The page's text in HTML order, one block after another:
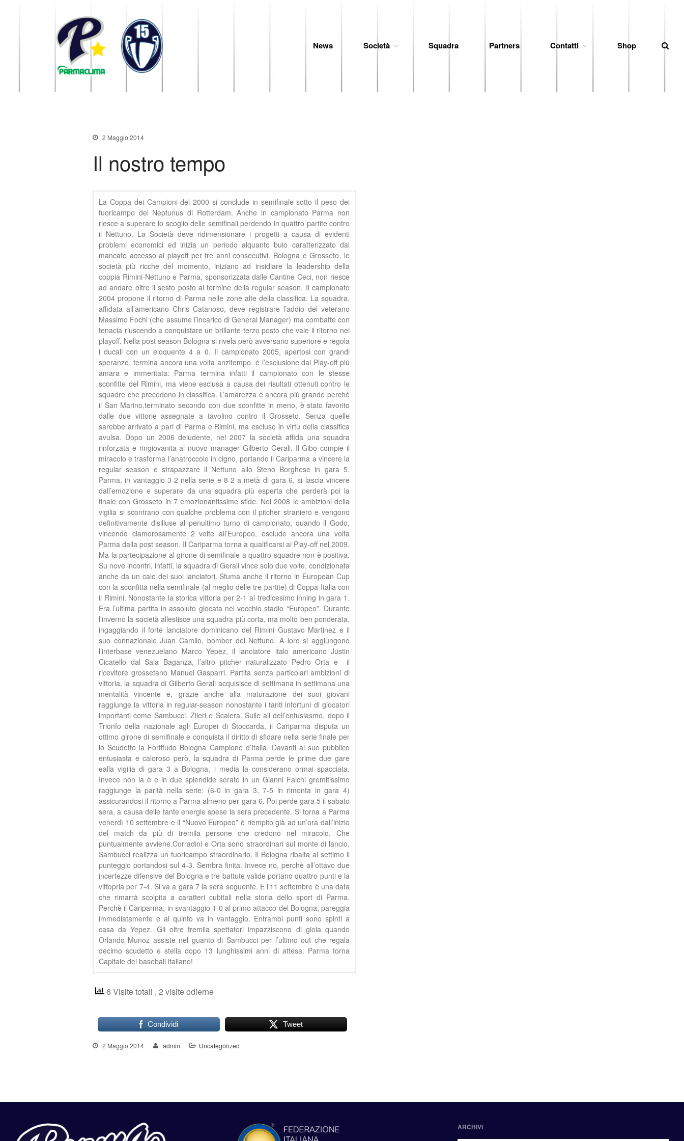
News Società Squadra Partners Contatti Shop
2 Maggio 2014
Il nostro tempo
La Coppa dei Campioni del 2000 si conclude in semifinale sotto il peso dei
fuoricampo del Neptunus di Rotterdam. Anche in campionato Parma non
riesce a superare lo scoglio delle semifinali perdendo in quattro partite contro
il Nettuno. La Società deve ridimensionare i progetti a causa di evidenti
problemi economici ed inizia un periodo alquanto buio caratterizzato dal
mancato accesso ai playoff per tre anni consecutivi. Bologna e Grosseto, le
società più ricche del momento, iniziano ad insidiare la leadership della
coppia Rimini-Nettuno e Parma, sponsorizzata dalle Cantine Ceci, non riesce
ad andare oltre il sesto posto al termine della regular season. Il campionato
2004 propone il ritorno di Parma nelle zone alte della classifica. La squadra,
affidata all’americano Chris Catanoso, deve registrare l’addio del veterano
Massimo Fochi (che assume l’incarico di General Manager) ma combatte con
tenacia riuscendo a conquistare un brillante terzo posto che vale il ritorno nei
playoff. Nella post season Bologna si rivela però avversario superiore e regola
i ducali con un eloquente 4 a 0. Il campionato 2005, apertosi con grandi
speranze, termina ancora una volta anzitempo. é l’esclusione dai Play-off più
amara e immeritata: Parma termina infatti il campionato con le stesse
sconfitte del Rimini, ma viene esclusa a causa dei risultati ottenuti contro le
squadre che precedono in classifica. L’amarezza è ancora più grande perchè
il San Marino,terminato secondo con due sconfitte in meno, è stato favorito
dalle due vittorie assegnate a tavolino contro il Grosseto. Senza quelle
sarebbe arrivato a pari di Parma e Rimini, ma escluso in virtù della classifica
avulsa. Dopo un 2006 deludente, nel 2007 la società affida una squadra
rinforzata e ringiovanita al nuovo manager Gilberto Gerali. Il Gibo compie il
miracolo e trasforma l’anatroccolo in cigno, portando il Cariparma a vincere la
regular season e strapazzare il Nettuno allo Steno Borghese in gara 5.
Parma, in vantaggio 3-2 nella serie e 8-2 a metà di gara 6, si lascia vincere
dall’emozione e superare da una squadra più esperta che perderà poi la
finale con Grosseto in 7 emozionantissime sfide. Nel 2008 le ambizioni della
vigilia si scontrano con qualche problema con il pitcher straniero e vengono
definitivamente disilluse al penultimo turno di campionato, quando il Godo,
vincendo clamorosamente 2 volte all’Europeo, esclude ancora una volta
Parma dalla post season. Il Cariparma torna a qualificarsi ai Play-off nel 2009.
Ma la partecipazione al girone di semifinale a quattro squadre non è positiva.
Su nove incontri, infatti, la squadra di Gerali vince solo due volte, condizionata
anche da un calo dei suoi lanciatori. Sfuma anche il ritorno in European Cup
con la sconfitta nella semifinale (al meglio delle tre partite) di Coppa Italia con
il Rimini. Nonostante la storica vittoria per 2-1 al tredicesimo inning in gara 1.
Era l’ultima partita in assoluto giocata nel vecchio stadio “Europeo”. Durante
l’inverno la società allestisce una squadra più corta, ma molto ben ponderata,
ingaggiando il forte lanciatore dominicano del Rimini Gustavo Martinez e il
suo connazionale Juan Camilo, bomber del Nettuno. A loro si aggiungono
l’interbase venezuelano Marco Yepez, il lanciatore italo americano Justin
Cicatello dal Sala Baganza, l’altro pitcher naturalizzato Pedro Orta e il
ricevitore grossetano Manuel Gasparri. Partita senza particolari ambizioni di
vittoria, la squadra di Gilberto Gerali acquisisce di settimana in settimana una
mentalità vincente e, grazie anche alla maturazione dei suoi giovani
raggiunge la vittoria in regular-season nonostante i tanti infortuni di giocatori
importanti come Sambucci, Zileri e Scalera. Sulle ali dell’entusiasmo, dopo il
Trionfo della nazionale agli Europei di Stoccarda, il Cariparma disputa un
ottimo girone di semifinale e conquista il diritto di sfidare nella serie finale per
lo Scudetto la Fortitudo Bologna Campione d’Italia. Davanti al suo pubblico
entusiasta e caloroso però, la squadra di Parma perde le prime due gare
ealla vigilia di gara 3 a Bologna, i media la considerano ormai spacciata.
Invece non la è e in due splendide serate in un Gianni Falchi gremitissimo
raggiunge la parità nella serie: (6-0 in gara 3, 7-5 in rimonta in gara 4)
assicurandosi il ritorno a Parma almeno per gara 6. Poi perde gara 5 il sabato
sera, a causa delle tante energie spese la sera precedente. Si torna a Parma
venerdì 10 settembre e il “Nuovo Europeo” è riempito già ad un’ora dall’inizio
del match da più di tremila persone che credono nel miracolo. Che
puntualmente avviene.Corradini e Orta sono straordinari sul monte di lancio,
Sambucci realizza un fuoricampo straordinario. Il Bologna ribalta al settimo il
punteggio portandosi sul 4-3. Sembra finita. Invece no, perchè all’ottavo due
incertezze difensive del Bologna e tre battute valide portano quattro punti e la
vittopria per 7-4. Si va a gara 7 la sera seguente. E l’11 settembre è una data
che rimarrà scolpita a caratteri cubitali nella storia dello sport di Parma.
Perchè il Cariparma, in svantaggio 1-0 al primo attacco del Bologna, pareggia
immediatamente e al quinto va in vantaggio. Entrambi punti sono spinti a
casa da Yepez. Gli oltre tremila spettatori impazziscono di gioia quando
Orlando Munoz assiste nel guanto di Sambucci per l’ultimo out che regala
decimo scudetto e stella dopo 13 lunghissimi anni di attesa. Parma torna
Capitale del baseball italiano!
6 Visite totali , 2 visite odierne
Condividi Tweet
2 Maggio 2014 admin Uncategorized
ARCHIVI